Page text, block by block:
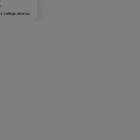
z całego okresu